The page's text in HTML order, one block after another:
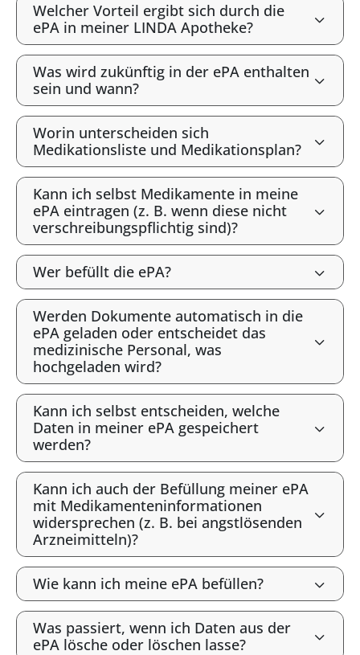
Welcher Vorteil ergibt sich durch die
ePA in meiner LINDA Apotheke?
Was wird zukünftig in der ePA enthalten
sein und wann?
Worin unterscheiden sich
Medikationsliste und Medikationsplan?
Kann ich selbst Medikamente in meine
ePA eintragen (z. B. wenn diese nicht
verschreibungspflichtig sind)?
Wer befüllt die ePA?
Werden Dokumente automatisch in die
ePA geladen oder entscheidet das
medizinische Personal, was
hochgeladen wird?
Kann ich selbst entscheiden, welche
Daten in meiner ePA gespeichert
werden?
Kann ich auch der Befüllung meiner ePA
mit Medikamenteninformationen
widersprechen (z. B. bei angstlösenden
Arzneimitteln)?
Wie kann ich meine ePA befüllen?
Was passiert, wenn ich Daten aus der
ePA lösche oder löschen lasse?